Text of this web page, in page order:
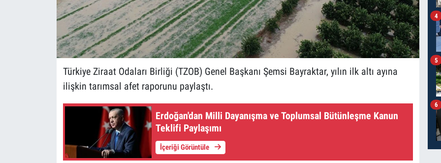
Türkiye Ziraat Odaları Birliği (TZOB) Genel Başkanı Şemsi Bayraktar, yılın ilk altı ayına
ilişkin tarımsal afet raporunu paylaştı.
Erdoğan'dan Milli Dayanışma ve Toplumsal Bütünleşme Kanun
Teklifi Paylaşımı
İçeriği Görüntüle
4
5
6